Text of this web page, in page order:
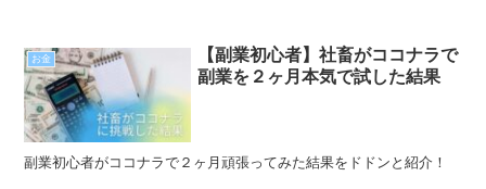
お金
【副業初心者】社畜がココナラで
副業を２ヶ月本気で試した結果
副業初心者がココナラで２ヶ月頑張ってみた結果をドドンと紹介！